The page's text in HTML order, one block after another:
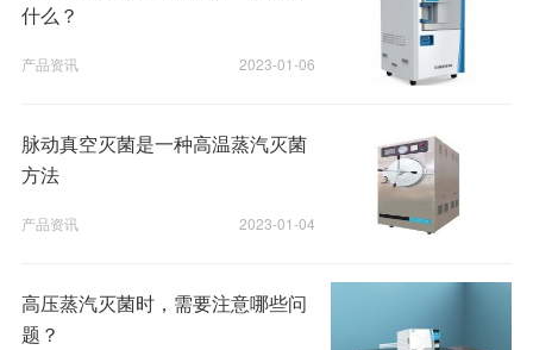
什么？
2023-01-06
产品资讯
脉动真空灭菌是一种高温蒸汽灭菌
方法
2023-01-04
产品资讯
高压蒸汽灭菌时，需要注意哪些问
题？